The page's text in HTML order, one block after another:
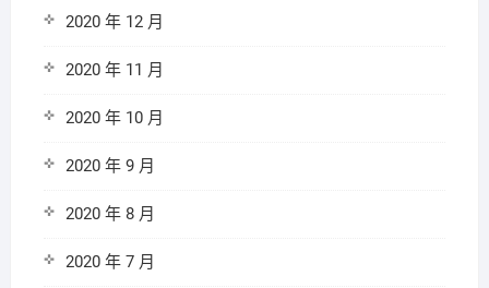
2020 年 12 月
2020 年 11 月
2020 年 10 月
2020 年 9 月
2020 年 8 月
2020 年 7 月